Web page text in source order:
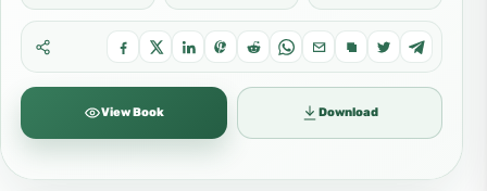
View Book Download